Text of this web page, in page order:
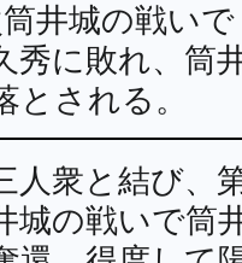
井城の戦いで
秀に敗れ、筒
とされる。
人衆と結び、
城の戦いで筒